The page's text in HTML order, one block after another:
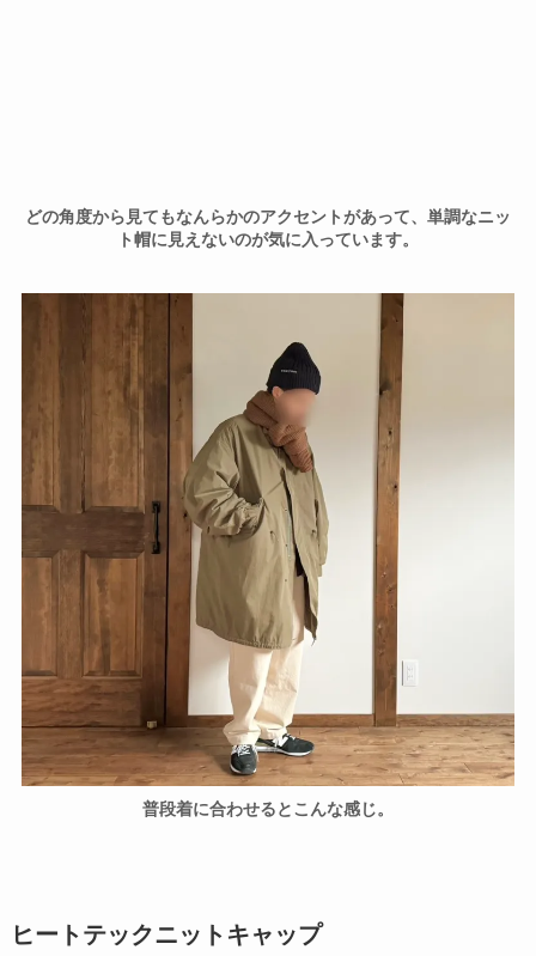
どの角度から見てもなんらかのアクセントがあって、単調なニッ
ト帽に見えないのが気に入っています。
普段着に合わせるとこんな感じ。
ヒートテックニットキャップ